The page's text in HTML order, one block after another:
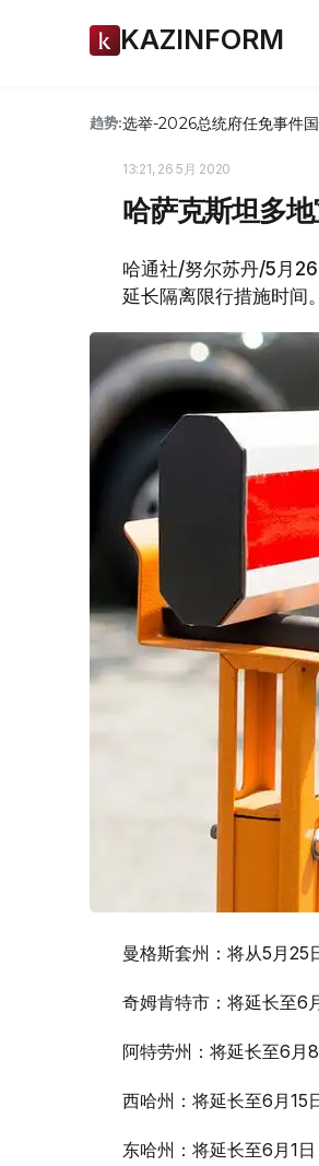
KAZINFORM
趋势:选举-2026总统府任免事件
13:21, 26 5月 2020
哈萨克斯坦多
哈通社/努尔苏丹/5月
延长隔离限行措施时间。
曼格斯套州：将从5月25
奇姆肯特市：将延长至6
阿特劳州：将延长至6月8
西哈州：将延长至6月15
东哈州：将延长至6月1日